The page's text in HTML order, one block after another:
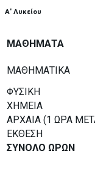
Α' Λυκείου
ΜΑΘΗΜΑΤΑ
ΜΑΘΗΜΑΤΙΚΑ
ΦΥΣΙΚΗ
ΧΗΜΕΙΑ
ΑΡΧΑΙΑ (1 ΩΡΑ
ΕΚΘΕΣΗ
ΣΥΝΟΛΟ ΩΡΩΝ